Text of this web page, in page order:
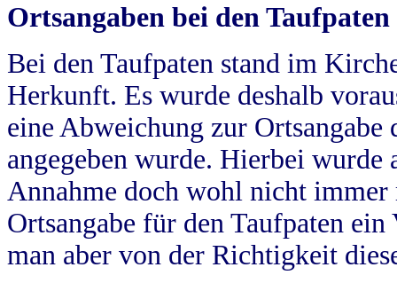
Ortsangaben bei den Taufpaten
Bei den Taufpaten stand im
Herkunft. Es wurde deshalb
eine Abweichung zur
angegeben wurde. Hierbei wurde
Annahme doch wohl nicht
Ortsangabe für den Taufpaten
man aber von der Richtigkeit